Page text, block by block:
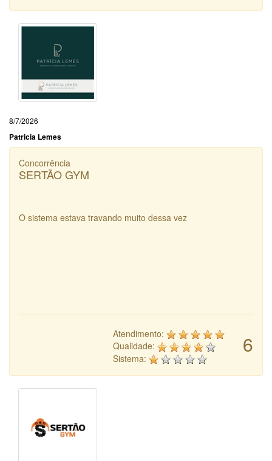
8/7/2026
Patricia Lemes
Concorrência
SERTÃO GYM
O sistema estava travando muito dessa vez
6
Atendimento:
Qualidade:
Sistema: